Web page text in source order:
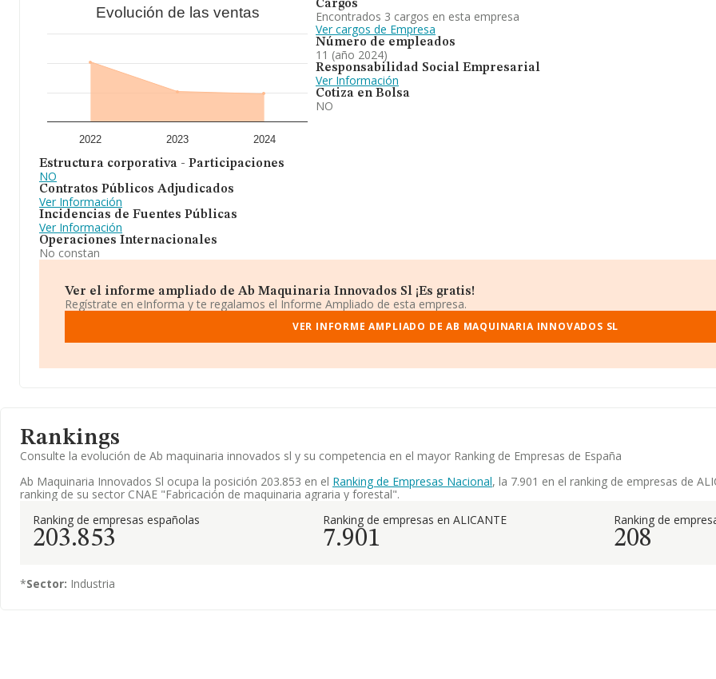
Evolución de las ventas
2022 2023 2024
Estructura corporativa - Participaciones
NO
Contratos Públicos Adjudicados
Ver Información
Incidencias de Fuentes Públicas
Ver Información
Operaciones Internacionales
No constan
Cargos
Encontrados 3 cargos en esta empresa
Ver cargos de Empresa
Número de empleados
11 (año 2024)
Responsabilidad Social Empresarial
Ver Información
Cotiza en Bolsa
NO
Ver el informe ampliado de Ab Maquinaria Innovados Sl ¡Es gratis!
Regístrate en eInforma y te regalamos el Informe Ampliado de esta empresa.
VER INFORME AMPLIADO DE AB MAQUINARIA INNOVADOS SL
Rankings
Consulte la evolución de Ab maquinaria innovados sl y su competencia en el mayor Ranking de Empresas de España
Ab Maquinaria Innovados Sl ocupa la posición 203.853 en el Ranking de Empresas Nacional, la 7.901 en el ranking de empresas de
ranking de su sector CNAE "Fabricación de maquinaria agraria y forestal".
Ranking de empresas españolas
203.853
Ranking de empresas en ALICANTE
7.901
Ranking de
208
*Sector: Industria